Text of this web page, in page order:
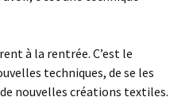
à la rentrée. C’est le
techniques, de se les
nouvelles créations textiles.